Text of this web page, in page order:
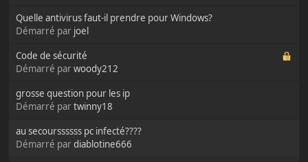
Quelle antivirus faut-il prendre pour Windows?
Démarré par joel
Code de sécurité
Démarré parwoody212
grosse question pour les ip
Démarré partwinny18
au secourssssss pc infecté????
Démarré pardiablotine666